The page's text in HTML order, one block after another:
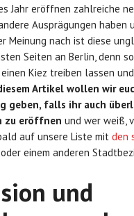
Jahr eröffnen zahlreiche
Ausprägungen haben
Meinung nach ist diese
Seiten an Berlin, denn
Kiez treiben lassen
Artikel wollen wir
geben, falls ihr auch
zu eröffnen und wer weiß,
auf unsere Liste mit den
oder einem anderen
und